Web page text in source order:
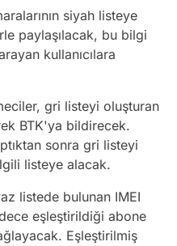
siyah listeye
paylaşılacak, bu bilgi
kullanıcılara
gri listeyi oluşturan
BTK'ya bildirecek.
sonra gri listeyi
listeye alacak.
listede bulunan IMEI
eşleştirildiği abone
Eşleştirilmiş